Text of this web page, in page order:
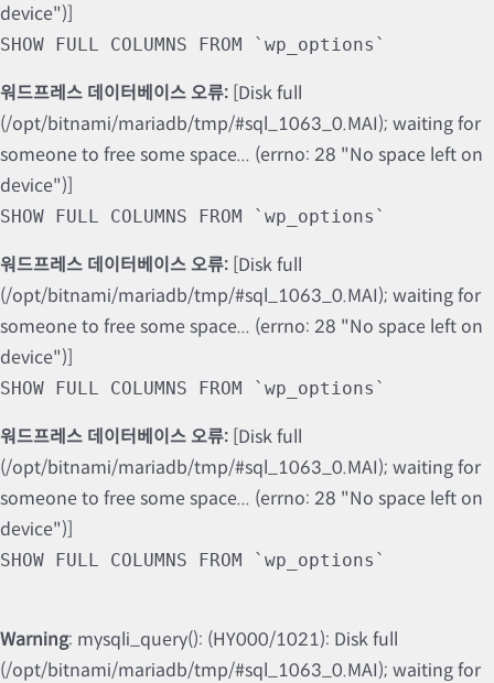
device")]
SHOW FULL COLUMNS FROM `wp_options`
워드프레스 데이터베이스 오류: [Disk full
(/opt/bitnami/mariadb/tmp/#sql_1063_0.MAI); waiting for
someone to free some space... (errno: 28 "No space left on
device")]
SHOW FULL COLUMNS FROM `wp_options`
워드프레스 데이터베이스 오류: [Disk full
(/opt/bitnami/mariadb/tmp/#sql_1063_0.MAI); waiting for
someone to free some space... (errno: 28 "No space left on
device")]
SHOW FULL COLUMNS FROM `wp_options`
워드프레스 데이터베이스 오류: [Disk full
(/opt/bitnami/mariadb/tmp/#sql_1063_0.MAI); waiting for
someone to free some space... (errno: 28 "No space left on
device")]
SHOW FULL COLUMNS FROM `wp_options`
Warning: mysqli_query(): (HY000/1021): Disk full
(/opt/bitnami/mariadb/tmp/#sql_1063_0.MAI); waiting for